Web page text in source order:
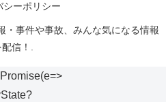
シーポリシー
事件や事故、みんな気になる情報
信！.